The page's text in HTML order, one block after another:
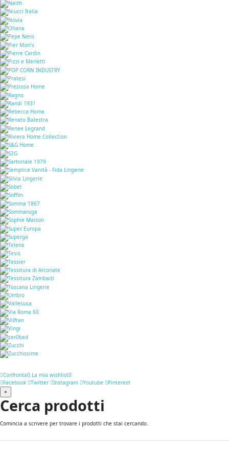
Confronta0 La mia wishlist0
Facebook
Twitter Instagram Youtube
Pinterest
×
Cerca prodotti
Comincia a scrivere per trovare i prodotti che stai cercando.